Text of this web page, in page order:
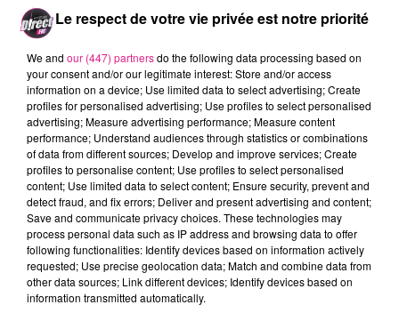
FM.
20 février 2026
A GAGNER : VOS PLACES POUR BLACK LEGENDS
Le respect de votre vie privée est notre priorité
We and our (447) partnersdo the following data processing based on
your consent and/or our legitimate interest: Store and/or access
information on a device; Use limited data to select advertising; Create
profiles for personalised advertising; Use profiles to select personalised
advertising; Measure advertising performance; Measure content
performance; Understand audiences through statistics or combinations
of data from different sources; Develop and improve services; Create
profiles to personalise content; Use profiles to select personalised
content; Use limited data to select content; Ensure security, prevent and
detect fraud, and fix errors; Deliver and present advertising and content;
Save and communicate privacy choices. These technologies may
process personal data such as IP address and browsing data to offer
following functionalities: Identify devices based on information actively
requested; Use precise geolocation data; Match and combine data from
other data sources; Link different devices; Identify devices based on
information transmitted automatically.